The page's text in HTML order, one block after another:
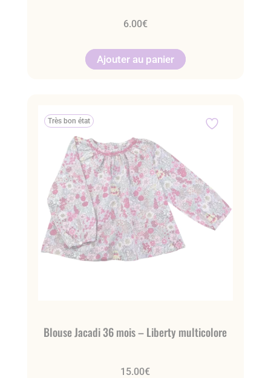
6.00€
Ajouter au panier
Très bon état
Blouse Jacadi 36 mois – Liberty multicolore
15.00€